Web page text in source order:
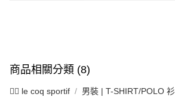
商品相關分類 (8)
🚴‍♂️ le coq sportif 男裝 | T-SHIRT/POLO 衫